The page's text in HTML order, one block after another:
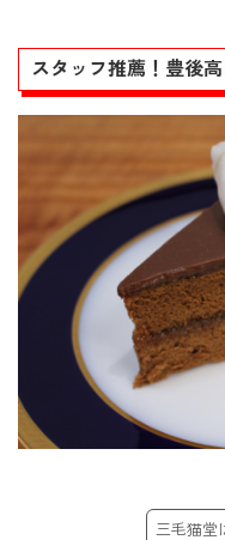
スタッフ推薦！豊後
三毛猫堂